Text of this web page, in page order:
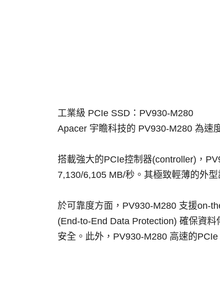
工業級 PCIe SSD：PV930-M280
Apacer 宇瞻科技的 PV930-M280 為速
搭載強大的PCIe控制器(controller)，
7,130/6,105 MB/秒。其極致輕薄的外
於可靠度方面，PV930-M280 支援on-
(End-to-End Data Protection) 確保資
安全。此外，PV930-M280 高速的